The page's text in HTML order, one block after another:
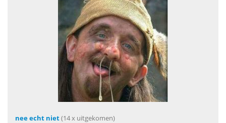
nee echt niet(14 x uitgekomen)